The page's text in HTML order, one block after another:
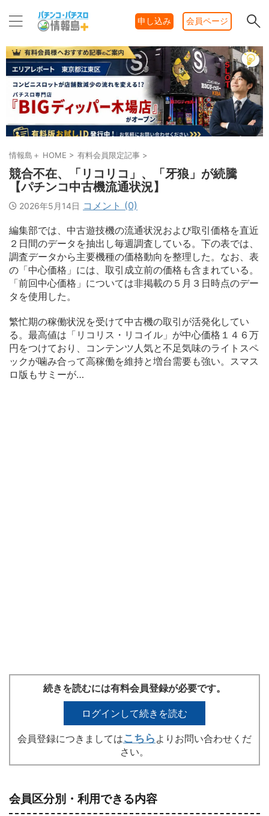
申し込み 会員ページ
情報島＋ HOME > 有料会員限定記事 >
競合不在、「リコリコ」、「牙狼」が続騰
【パチンコ中古機流通状況】
2026年5月14日 コメント (0)
編集部では、中古遊技機の流通状況および取引価格を直近
２日間のデータを抽出し毎週調査している。下の表では、
調査データから主要機種の価格動向を整理した。なお、表
の「中心価格」には、取引成立前の価格も含まれている。
「前回中心価格」については非掲載の５月３日時点のデー
タを使用した。
繁忙期の稼働状況を受けて中古機の取引が活発化してい
る。最高値は「リコリス・リコイル」が中心価格１４６万
円をつけており、コンテンツ人気と不足気味のライトスペ
ックが噛み合って高稼働を維持と増台需要も強い。スマス
ロ版もサミーが…
続きを読むには有料会員登録が必要です。
ログインして続きを読む
会員登録につきましてはこちら よりお問い合わせくだ
さい。
会員区分別・利用できる内容